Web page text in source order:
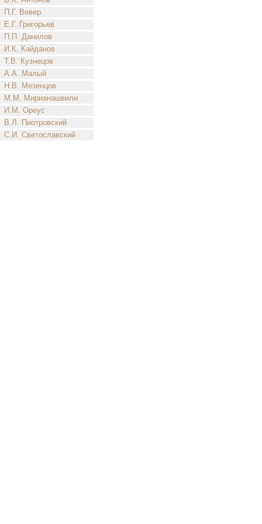
П.Г. Вевер
Е.Г. Григорьев
П.П. Данилов
И.К. Кайданов
Т.В. Кузнецов
А.А. Малый
Н.В. Мезенцов
М.М. Мирианашвили
И.М. Ореус
В.Л. Пиотровский
С.И. Светославский